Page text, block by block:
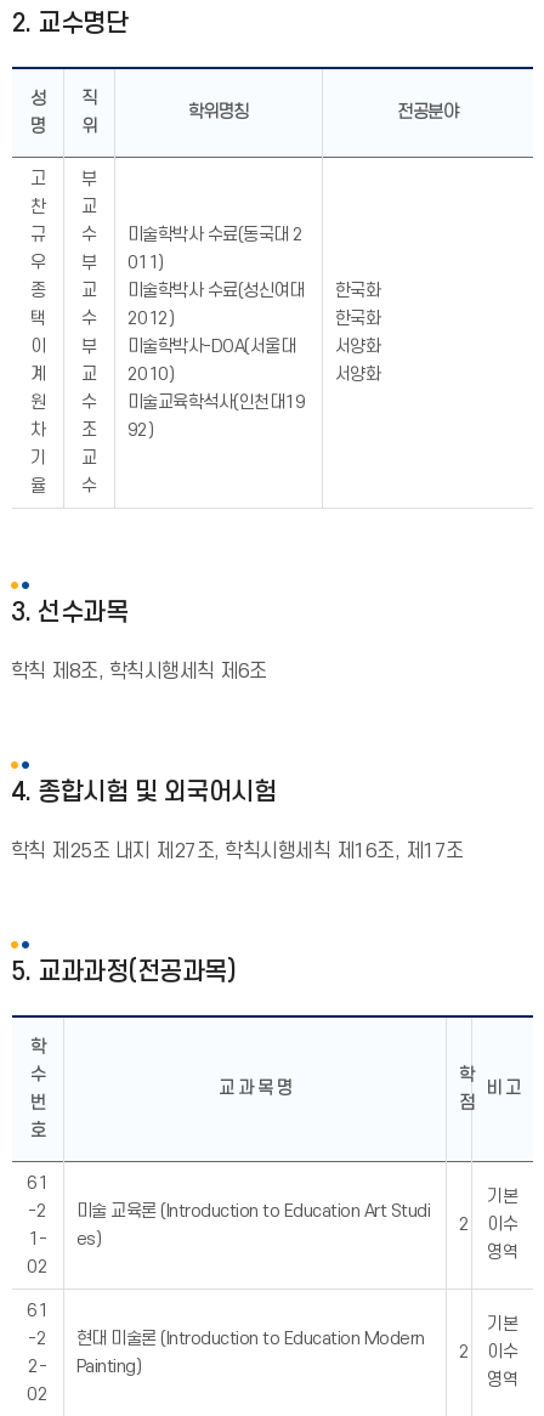
2. 교수명단
성
명
직
위
학위명칭 전공분야
고
찬
규
우
종
택
이
계
원
차
기
율
부
교
수
부
교
수
부
교
수
조
교
수
미술학박사 수료(동국대 2
011)
미술학박사 수료(성신여대
2012)
미술학박사-DOA(서울대
2010)
미술교육학석사(인천대19
92)
한국화
한국화
서양화
서양화
3. 선수과목
학칙 제8조, 학칙시행세칙 제6조
4. 종합시험 및 외국어시험
학칙 제25조 내지 제27조, 학칙시행세칙 제16조, 제17조
5. 교과과정(전공과목)
학
수
번
호
교 과 목 명
학
점
비 고
61
-2
1-
02
미술 교육론 (Introduction to Education Art Studi
es)
2
기본
이수
영역
61
-2
2-
02
현대 미술론 (Introduction to Education Modern
Painting)
2
기본
이수
영역